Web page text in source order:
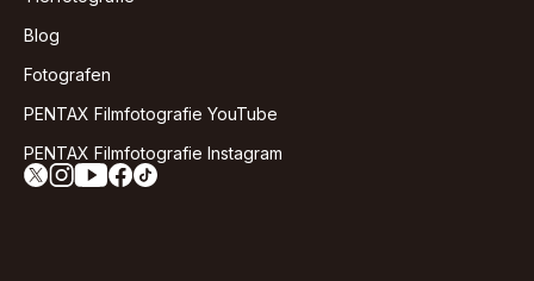
Blog
Fotografen
PENTAX Filmfotografie YouTube
PENTAX Filmfotografie Instagram